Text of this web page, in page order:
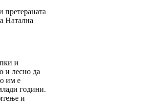
претераната
Натална
и
и лесно да
им е
години.
и